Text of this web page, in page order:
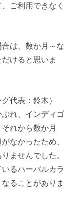
ご利用できなく
は、数か月～な
けると思いま
代表：鈴木）
れ、インディゴ
れから数か月
なかったため、
ませんでした。
るハーバルカラ
ることがありま